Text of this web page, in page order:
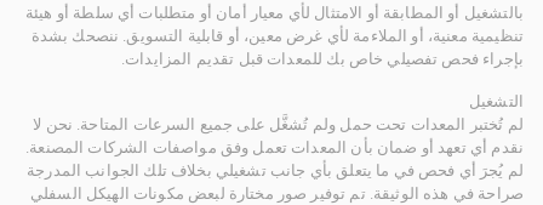
بالتشغيل أو المطابقة أو الامتثال لأي معيار أمان أو متطلبات أي سلطة أو هيئة
تنظيمية معنية، أو الملاءمة لأي غرض معين، أو قابلية التسويق. ننصحك بشدة
بإجراء فحص تفصيلي خاص بك للمعدات قبل تقديم المزايدات.
التشغيل
لم تُختبر المعدات تحت حمل ولم تُشغَّل على جميع السرعات المتاحة. نحن لا
نقدم أي تعهد أو ضمان بأن المعدات تعمل وفق مواصفات الشركات المصنعة.
لم يُجرَ أي فحص في ما يتعلق بأي جانب تشغيلي بخلاف تلك الجوانب المدرجة
صراحة في هذه الوثيقة. تم توفير صور مختارة لبعض مكونات الهيكل السفلي